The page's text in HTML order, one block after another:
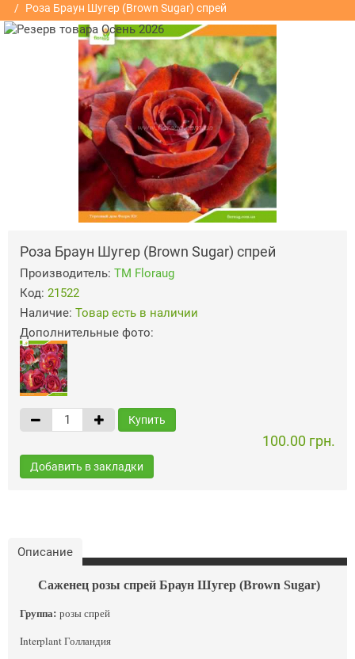
Роза Браун Шугер (Brown Sugar) спрей
Роза Браун Шугер (Brown Sugar) спрей
Производитель: ТМ Floraug
Код: 21522
Наличие: Товар есть в наличии
Дополнительные фото:
Купить
100.00 грн.
Добавить в закладки
Описание
Саженец розы спрей Браун Шугер (Brown Sugar)
Группа: розы спрей
Interplant Голландия